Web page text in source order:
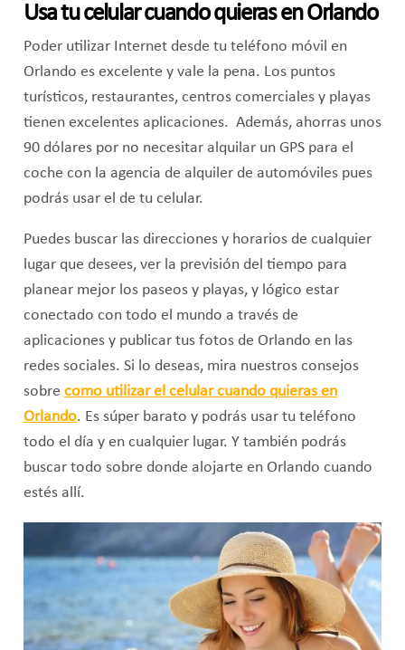
Usa tu celular cuando quieras en Orlando
Poder utilizar Internet desde tu teléfono móvil en
Orlando es excelente y vale la pena. Los puntos
turísticos, restaurantes, centros comerciales y playas
tienen excelentes aplicaciones. Además, ahorras unos
90 dólares por no necesitar alquilar un GPS para el
coche con la agencia de alquiler de automóviles pues
podrás usar el de tu celular.
Puedes buscar las direcciones y horarios de cualquier
lugar que desees, ver la previsión del tiempo para
planear mejor los paseos y playas, y lógico estar
conectado con todo el mundo a través de
aplicaciones y publicar tus fotos de Orlando en las
redes sociales. Si lo deseas, mira nuestros consejos
sobre como utilizar el celular cuando quieras en
Orlando. Es súper barato y podrás usar tu teléfono
todo el día y en cualquier lugar. Y también podrás
buscar todo sobre donde alojarte en Orlando cuando
estés allí.